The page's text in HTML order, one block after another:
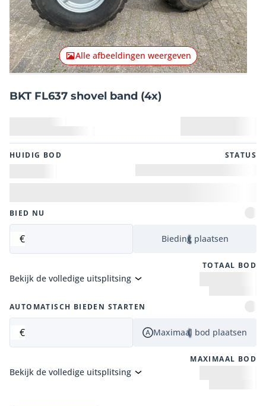
Alle afbeeldingen weergeven
BKT FL637 shovel band (4x)
HUIDIG ​​BOD STATUS
BIED NU
€ Bieding plaatsen
TOTAAL BOD
Bekijk de volledige uitsplitsing
AUTOMATISCH BIEDEN STARTEN
€ Maximaal bod plaatsen
MAXIMAAL BOD
Bekijk de volledige uitsplitsing